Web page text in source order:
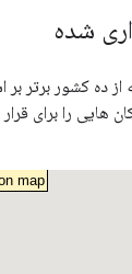
شده
از ده کشور برتر
هایی را برای قرار